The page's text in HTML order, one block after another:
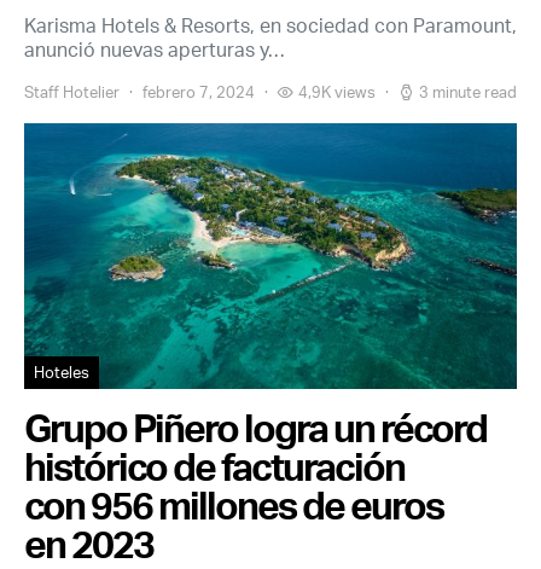
Karisma Hotels & Resorts, en sociedad con Paramount,
anunció nuevas aperturas y…
Staff Hotelier febrero 7, 2024 4,9K views 3 minute read
Hoteles
Grupo Piñero logra un récord
histórico de facturación
con 956 millones de euros
en 2023